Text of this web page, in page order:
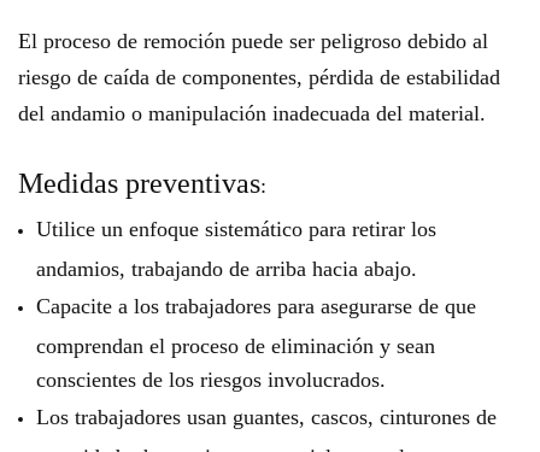
El proceso de remoción puede ser peligroso debido al
riesgo de caída de componentes, pérdida de estabilidad
del andamio o manipulación inadecuada del material.
Medidas preventivas:
Utilice un enfoque sistemático para retirar los
andamios, trabajando de arriba hacia abajo.
Capacite a los trabajadores para asegurarse de que
comprendan el proceso de eliminación y sean
conscientes de los riesgos involucrados.
Los trabajadores usan guantes, cascos, cinturones de